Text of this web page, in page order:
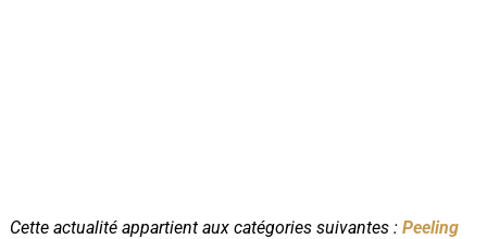
Cette actualité appartient aux catégories suivantes : Peeling